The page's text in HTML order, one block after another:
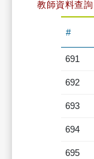
教師資料查
#
691
692
693
694
695